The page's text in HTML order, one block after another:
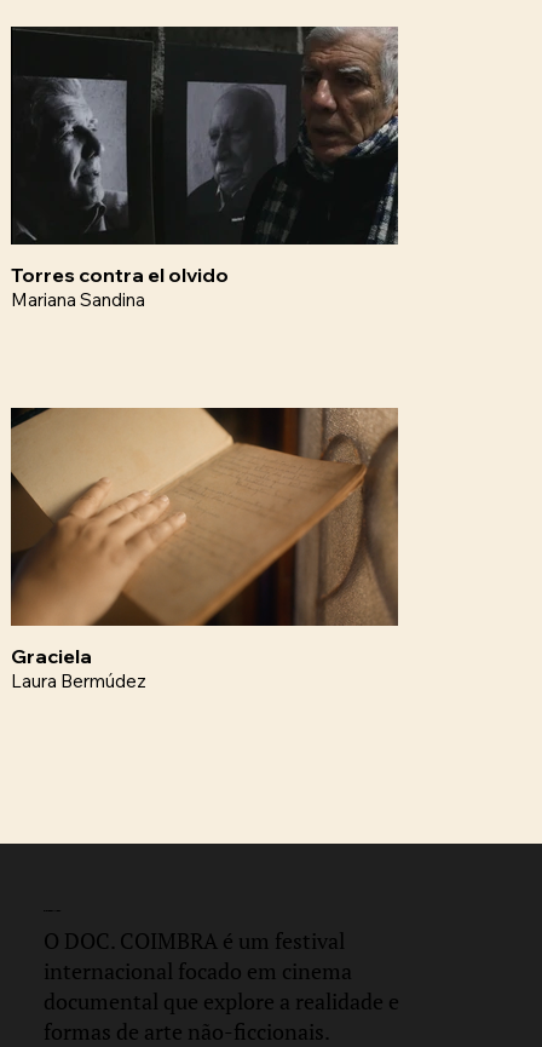
Torres contra el olvido
Mariana Sandina
Graciela
Laura Bermúdez
O DOC. COIMBRA é um festival
internacional focado em cinema
documental que explore a realidade e
formas de arte não-ficcionais.